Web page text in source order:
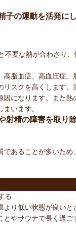
子の運動を活発に
不要な熱が合わさり
高脂血症、高血圧症、
スクを高くします。
になります。また熱
います。
精の障害を取り除
あることが多いため
る
り低い状態が良いと
やサウナで長く過ご